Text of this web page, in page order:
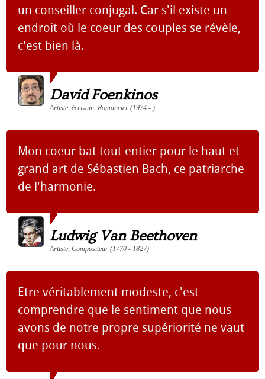
un conseiller conjugal. Car s'il existe un
endroit où le coeur des couples se révèle,
c'est bien là.
David Foenkinos
Artiste, écrivain, Romancier (1974 - )
Mon coeur bat tout entier pour le haut et
grand art de Sébastien Bach, ce patriarche
de l'harmonie.
Ludwig Van Beethoven
Artiste, Compositeur (1770 - 1827)
Etre véritablement modeste, c'est
comprendre que le sentiment que nous
avons de notre propre supériorité ne vaut
que pour nous.